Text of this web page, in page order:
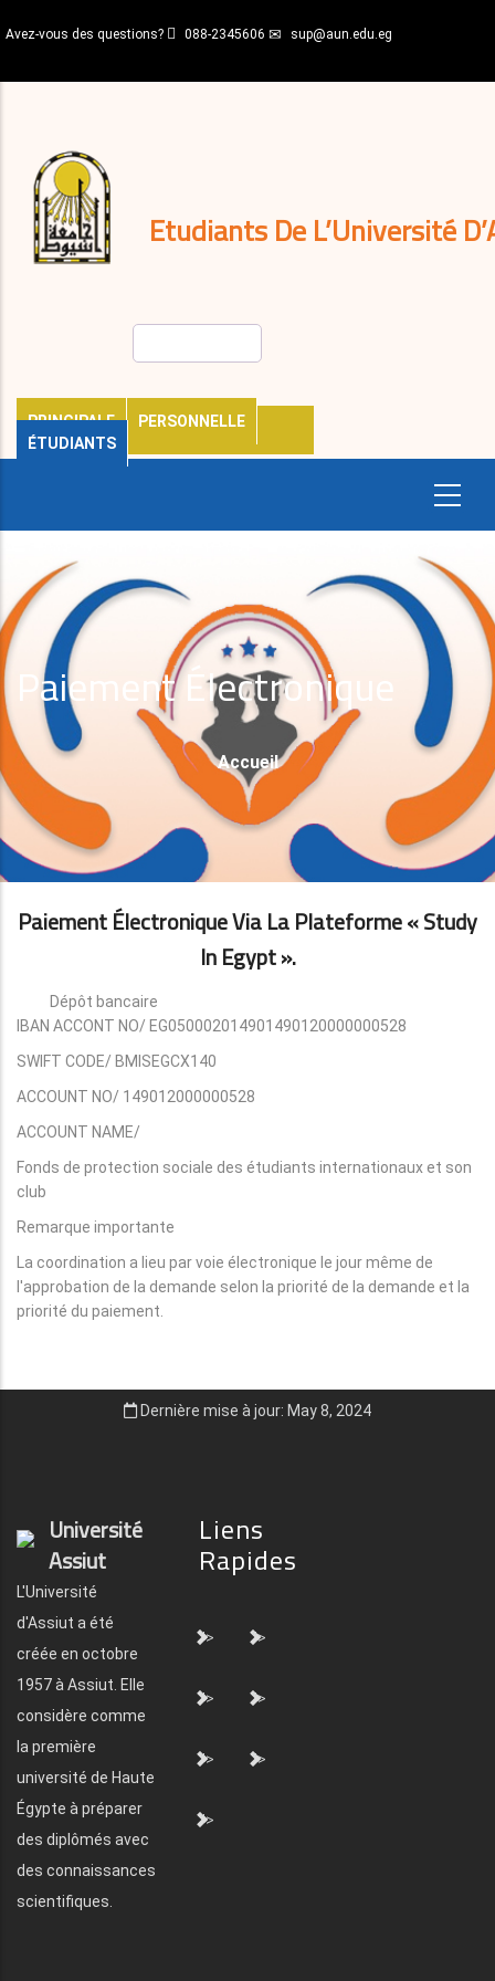
au
principal
Avez-vous des questions? 088-2345606 sup@aun.edu.eg
Etudiants De L’Université
PRINCIPALE
PERSONNELLE
ÉTUDIANTS
décisions
Expatriés
Journal
Paiement Électronique
Fil
D'Ariane
Accueil
Paiement Électronique Via La Plateforme « Study
In Egypt ».
Dépôt bancaire
IBAN ACCONT NO/ EG050002014901490120000000528
SWIFT CODE/ BMISEGCX140
ACCOUNT NO/ 149012000000528
ACCOUNT NAME/
Fonds de protection sociale des étudiants internationaux et son
club
Remarque importante
La coordination a lieu par voie électronique le jour même de
l'approbation de la demande selon la priorité de la demande et la
priorité du paiement.
Dernière mise à jour: May 8, 2024
Université
Assiut
L'Université
d'Assiut a été
créée en octobre
1957 à Assiut. Elle
considère comme
la première
université de Haute
Égypte à préparer
des diplômés avec
des connaissances
scientifiques.
Liens
Rapides
"> ">
"> ">
"> ">
">